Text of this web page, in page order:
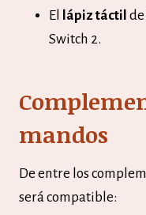
El
lápiz táctil
Switch 2.
mandos
De entre los
será compatible: